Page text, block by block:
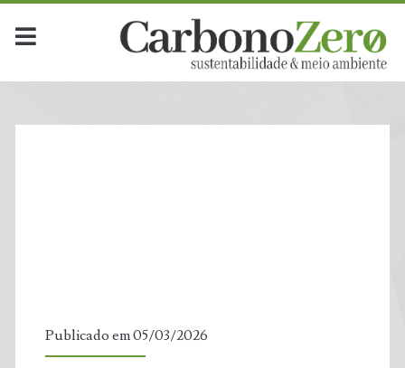
Publicado em 05/03/2026